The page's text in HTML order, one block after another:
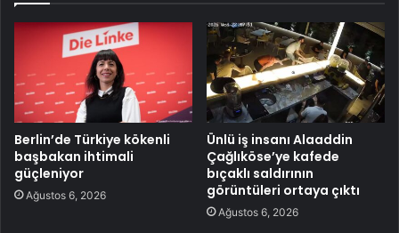
Berlin’de Türkiye kökenli
başbakan ihtimali
güçleniyor
Ağustos 6, 2026
Ünlü iş insanı Alaaddin
Çağlıköse’ye kafede
bıçaklı saldırının
görüntüleri ortaya çıktı
Ağustos 6, 2026